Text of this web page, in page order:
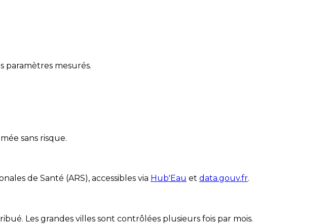
paramètres mesurés.
sans risque.
de Santé (ARS), accessibles via Hub'Eau et data.gouv.fr.
Les grandes villes sont contrôlées plusieurs fois par mois.